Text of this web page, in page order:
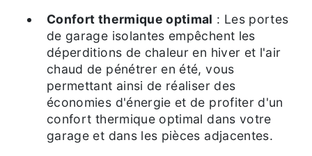
Confort thermique optimal : Les portes
de garage isolantes empêchent les
déperditions de chaleur en hiver et l'air
chaud de pénétrer en été, vous
permettant ainsi de réaliser des
économies d'énergie et de profiter d'un
confort thermique optimal dans votre
garage et dans les pièces adjacentes.